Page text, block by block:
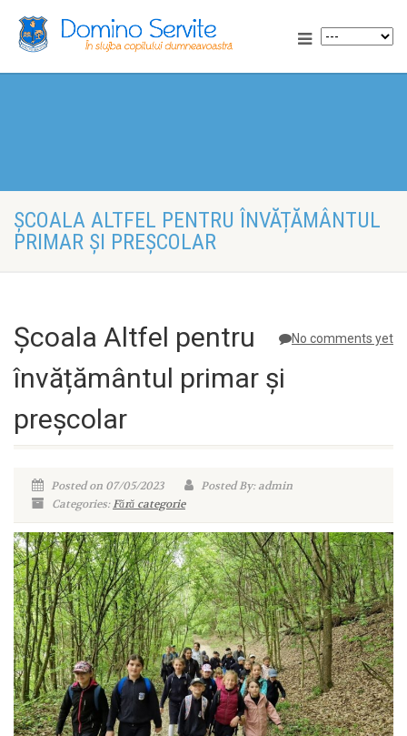
ȘCOALA ALTFEL PENTRU ÎNVĂȚĂMÂNTUL
PRIMAR ȘI PREȘCOLAR
No comments yet
Școala Altfel pentru
învățământul primar și
preșcolar
Posted on 07/05/2023
Posted By: admin
Categories:Fără categorie